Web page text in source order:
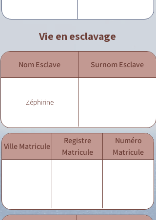
Vie en esclavage
Nom Esclave Surnom Esclave
Zéphirine
Ville Matricule
Registre
Matricule
Numéro
Matricule